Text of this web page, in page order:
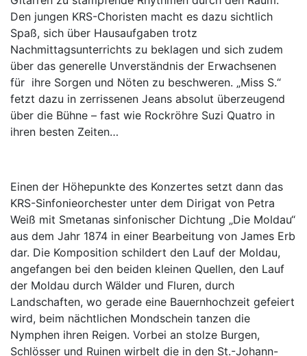
Den jungen KRS-Choristen macht es dazu sichtlich
Spaß, sich über Hausaufgaben trotz
Nachmittagsunterrichts zu beklagen und sich zudem
über das generelle Unverständnis der Erwachsenen
für ihre Sorgen und Nöten zu beschweren. „Miss S.“
fetzt dazu in zerrissenen Jeans absolut überzeugend
über die Bühne – fast wie Rockröhre Suzi Quatro in
ihren besten Zeiten…
Einen der Höhepunkte des Konzertes setzt dann das
KRS-Sinfonieorchester unter dem Dirigat von Petra
Weiß mit Smetanas sinfonischer Dichtung „Die Moldau“
aus dem Jahr 1874 in einer Bearbeitung von James Erb
dar. Die Komposition schildert den Lauf der Moldau,
angefangen bei den beiden kleinen Quellen, den Lauf
der Moldau durch Wälder und Fluren, durch
Landschaften, wo gerade eine Bauernhochzeit gefeiert
wird, beim nächtlichen Mondschein tanzen die
Nymphen ihren Reigen. Vorbei an stolze Burgen,
Schlösser und Ruinen wirbelt die in den St.-Johann-